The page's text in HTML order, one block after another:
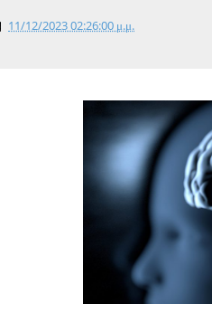
11/12/2023 02:26:00 μ.μ.